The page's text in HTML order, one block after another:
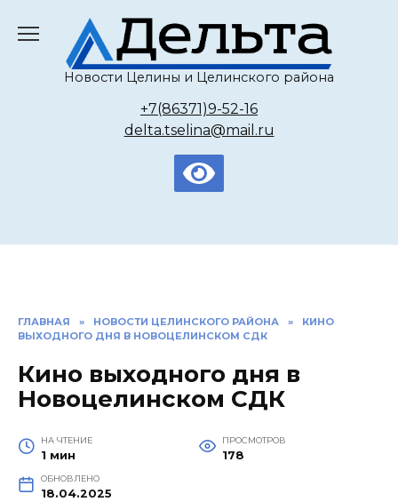
содержанию
Новости Целины и Целинского района
+7(86371)9-52-16
delta.tselina@mail.ru
ГЛАВНАЯ » НОВОСТИ ЦЕЛИНСКОГО РАЙОНА »
КИНО
ВЫХОДНОГО ДНЯ В НОВОЦЕЛИНСКОМ СДК
Кино выходного дня в
Новоцелинском СДК
НА ЧТЕНИЕ
1 мин
ПРОСМОТРОВ
178
ОБНОВЛЕНО
18.04.2025